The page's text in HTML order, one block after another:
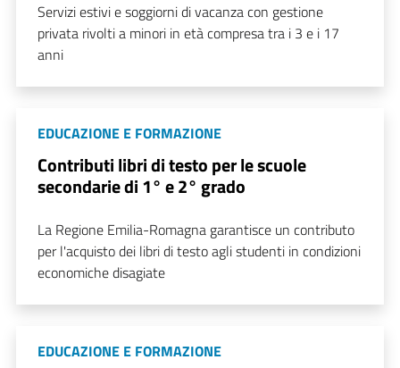
Servizi estivi e soggiorni di vacanza con gestione
privata rivolti a minori in età compresa tra i 3 e i 17
anni
EDUCAZIONE E FORMAZIONE
Contributi libri di testo per le scuole
secondarie di 1° e 2° grado
La Regione Emilia-Romagna garantisce un contributo
per l'acquisto dei libri di testo agli studenti in condizioni
economiche disagiate
EDUCAZIONE E FORMAZIONE